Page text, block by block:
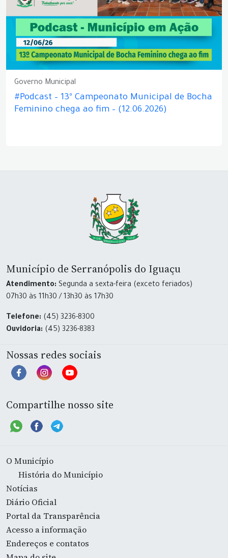
Governo Municipal
#Podcast – 13º Campeonato Municipal de Bocha
Feminino chega ao fim – (12.06.2026)
Município de Serranópolis do Iguaçu
Atendimento: Segunda a sexta-feira (exceto feriados)
07h30 às 11h30 / 13h30 às 17h30
Telefone: (45) 3236-8300
Ouvidoria: (45) 3236-8383
Nossas redes sociais
Compartilhe nosso site
O Município
História do Município
Notícias
Diário Oficial
Portal da Transparência
Acesso a informação
Endereços e contatos